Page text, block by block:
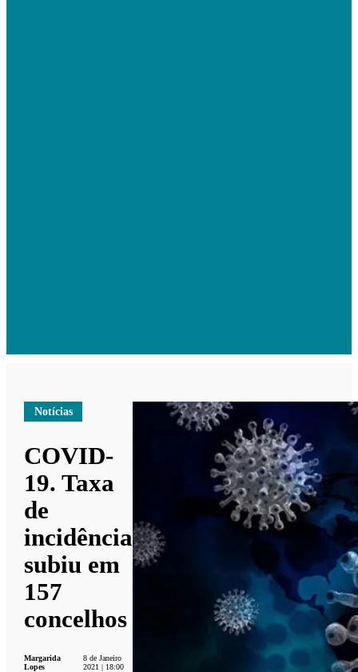
Notícias
COVID-
19. Taxa
de
incidência
subiu em
157
concelhos
Margarida
Lopes
8 de Janeiro
2021 | 18:00